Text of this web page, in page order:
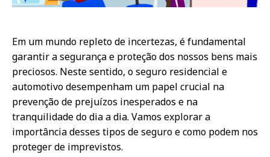
Em um mundo repleto de incertezas, é fundamental
garantir a segurança e proteção dos nossos bens mais
preciosos. Neste sentido, o seguro residencial e
automotivo desempenham um papel crucial na
prevenção de prejuízos inesperados e na
tranquilidade do dia a dia. Vamos explorar a
importância desses tipos de seguro e como podem nos
proteger de imprevistos.